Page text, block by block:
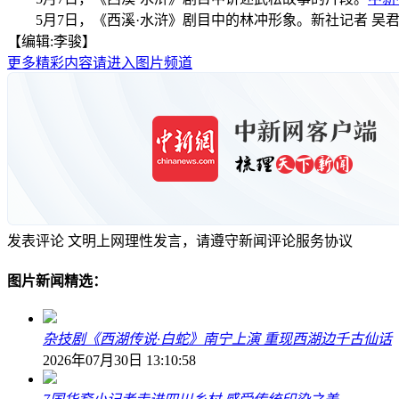
5月7日，《西溪·水浒》剧目中的林冲形象。新社记者 吴
【编辑:李骏】
更多精彩内容请进入图片频道
发表评论 文明上网理性发言，请遵守新闻评论服务协议
图片新闻精选：
杂技剧《西湖传说·白蛇》南宁上演 重现西湖边千古仙话
2026年07月30日 13:10:58